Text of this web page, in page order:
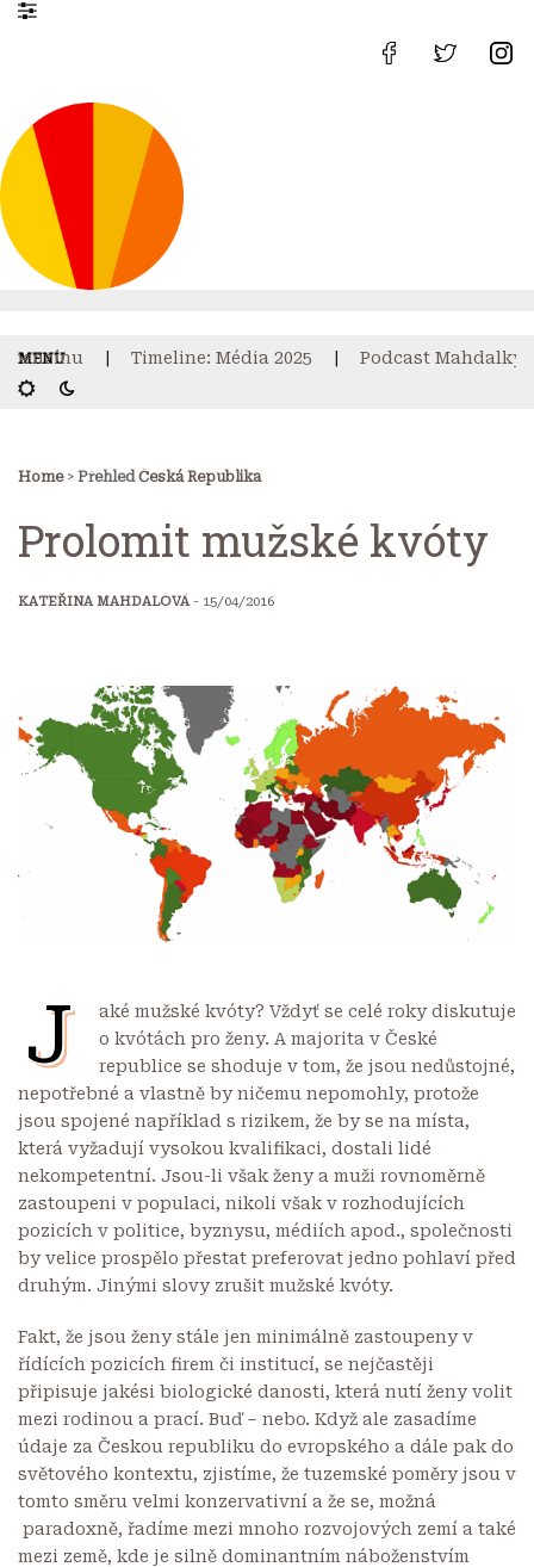
Timeline: Média 2025 Podcast Mahdalky: O
Home> Přehled Česká Republika
Prolomit mužské kvóty
KATEŘINA MAHDALOVÁ- 15/04/2016
J
aké mužské kvóty? Vždyť se celé roky diskutuje
o kvótách pro ženy. A majorita v České
republice se shoduje v tom, že jsou nedůstojné,
nepotřebné a vlastně by ničemu nepomohly, protože
jsou spojené například s rizikem, že by se na místa,
která vyžadují vysokou kvalifikaci, dostali lidé
nekompetentní. Jsou-li však ženy a muži rovnoměrně
zastoupeni v populaci, nikoli však v rozhodujících
pozicích v politice, byznysu, médiích apod., společnosti
by velice prospělo přestat preferovat jedno pohlaví před
druhým. Jinými slovy zrušit mužské kvóty.
Fakt, že jsou ženy stále jen minimálně zastoupeny v
řídících pozicích firem či institucí, se nejčastěji
připisuje jakési biologické danosti, která nutí ženy volit
mezi rodinou a prací. Buď – nebo. Když ale zasadíme
údaje za Českou republiku do evropského a dále pak do
světového kontextu, zjistíme, že tuzemské poměry jsou v
tomto směru velmi konzervativní a že se, možná
paradoxně, řadíme mezi mnoho rozvojových zemí a také
mezi země, kde je silně dominantním náboženstvím